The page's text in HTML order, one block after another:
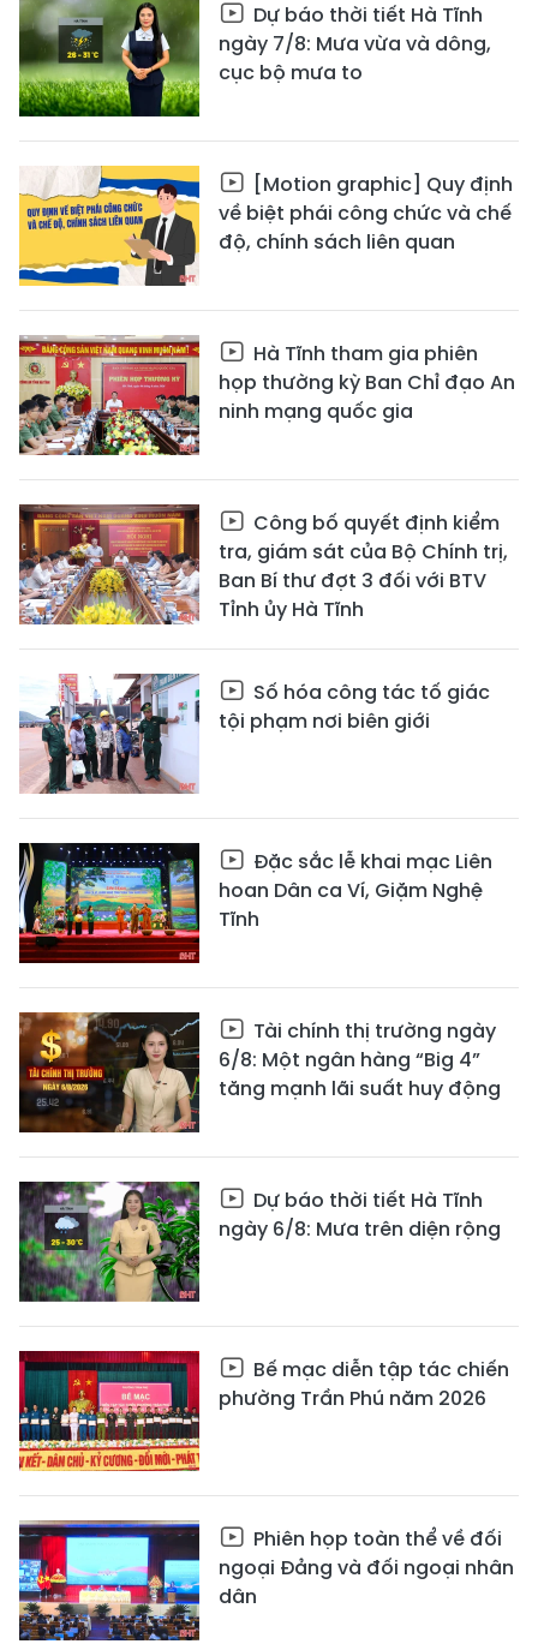
Dự báo thời tiết Hà Tĩnh
ngày 7/8: Mưa vừa và dông,
cục bộ mưa to
[Motion graphic] Quy định
về biệt phái công chức và chế
độ, chính sách liên quan
Hà Tĩnh tham gia phiên
họp thường kỳ Ban Chỉ đạo An
ninh mạng quốc gia
Công bố quyết định kiểm
tra, giám sát của Bộ Chính trị,
Ban Bí thư đợt 3 đối với BTV
Tỉnh ủy Hà Tĩnh
Số hóa công tác tố giác
tội phạm nơi biên giới
Đặc sắc lễ khai mạc Liên
hoan Dân ca Ví, Giặm Nghệ
Tĩnh
Tài chính thị trường ngày
6/8: Một ngân hàng “Big 4”
tăng mạnh lãi suất huy động
Dự báo thời tiết Hà Tĩnh
ngày 6/8: Mưa trên diện rộng
Bế mạc diễn tập tác chiến
phường Trần Phú năm 2026
Phiên họp toàn thể về đối
ngoại Đảng và đối ngoại nhân
dân